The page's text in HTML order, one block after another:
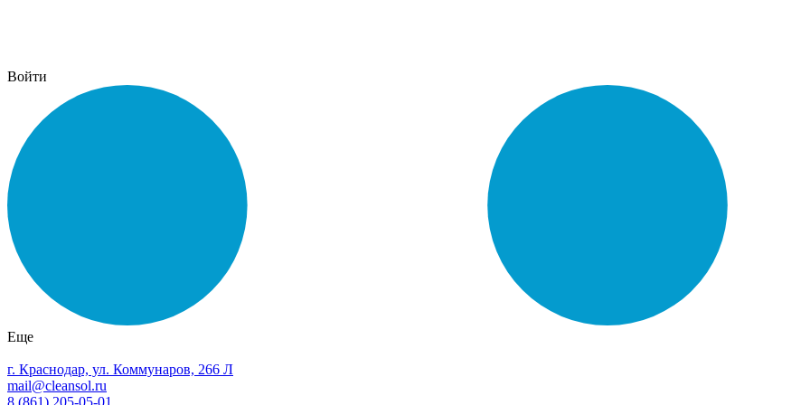
Войти
Еще
г. Краснодар, ул. Коммунаров, 266 Л
mail@cleansol.ru
8 (861) 205-05-01